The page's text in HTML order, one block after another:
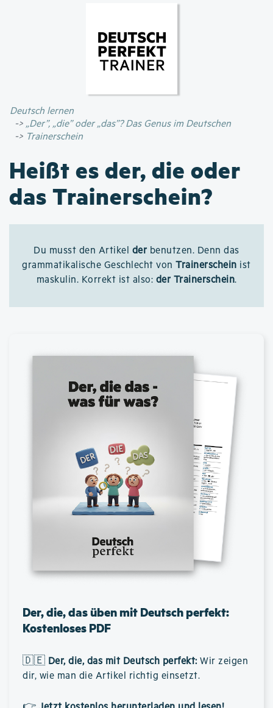
Inhalt
Deutsch lernen
„Der”, „die” oder „das”? Das Genus im Deutschen
Trainerschein
Heißt es der, die oder
das Trainerschein?
Du musst den Artikel der benutzen. Denn das
grammatikalische Geschlecht vonTrainerschein ist
maskulin. Korrekt ist also: der Trainerschein.
Der, die, das üben mit Deutsch perfekt:
Kostenloses PDF
🇩🇪 Der, die, das mit Deutsch perfekt: Wir zeigen
dir, wie man die Artikel richtig einsetzt.